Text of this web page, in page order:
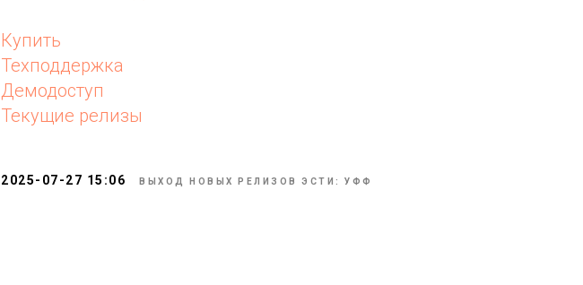
Купить
Техподдержка
Демодоступ
Текущие релизы
2025-07-27 15:06 ВЫХОД НОВЫХ РЕЛИЗОВ ЭСТИ: УФФ